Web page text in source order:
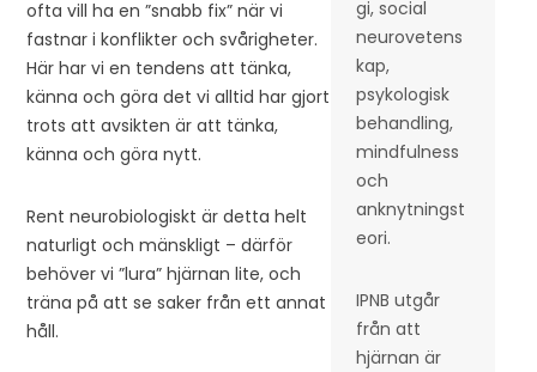
ofta vill ha en ”snabb fix” när vi
fastnar i konflikter och svårigheter.
Här har vi en tendens att tänka,
känna och göra det vi alltid har gjort
trots att avsikten är att tänka,
känna och göra nytt.
Rent neurobiologiskt är detta helt
naturligt och mänskligt – därför
behöver vi ”lura” hjärnan lite, och
träna på att se saker från ett annat
håll.
gi, social
neurovetens
kap,
psykologisk
behandling,
mindfulness
och
anknytningst
eori.
IPNB utgår
från att
hjärnan är